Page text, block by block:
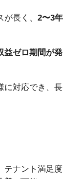
長く、 2〜3年
益ゼロ期間が発
に対応でき、長
テナント満足度